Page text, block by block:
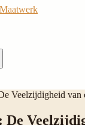
Maatwerk
Veelzijdigheid van